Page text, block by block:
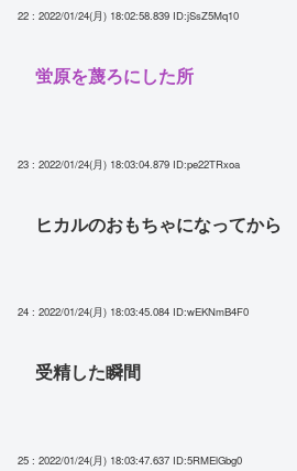
22 : 2022/01/24(月) 18:02:58.839 ID:jSsZ5Mq10
蛍原を蔑ろにした所
23 : 2022/01/24(月) 18:03:04.879 ID:pe22TRxoa
ヒカルのおもちゃになってから
24 : 2022/01/24(月) 18:03:45.084 ID:wEKNmB4F0
受精した瞬間
25 : 2022/01/24(月) 18:03:47.637 ID:5RMElGbg0